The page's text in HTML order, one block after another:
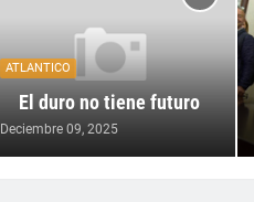
ATLANTICO
El duro no tiene futuro
Deciembre 09, 2025